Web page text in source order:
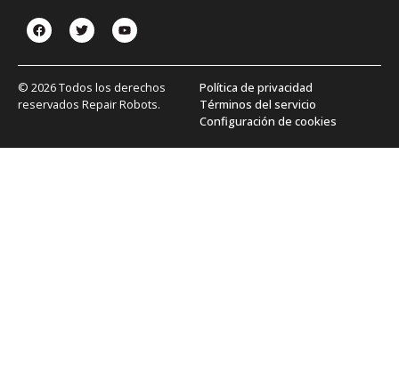
© 2026 Todos los derechos
reservados Repair Robots.
Política de privacidad
Términos del servicio
Configuración de cookies